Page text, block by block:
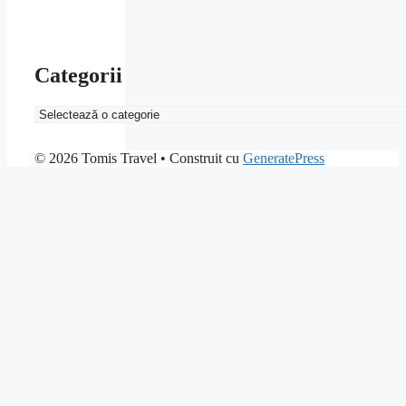
Categorii
Categorii
© 2026 Tomis Travel • Construit cu GeneratePress